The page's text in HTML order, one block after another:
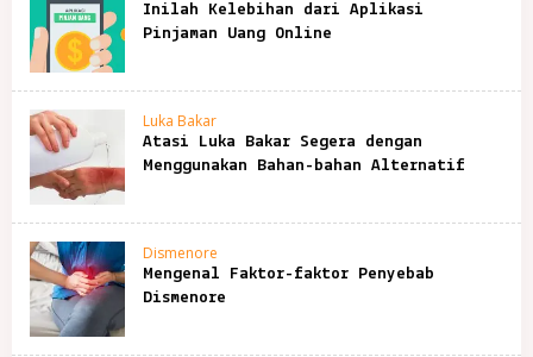
Inilah Kelebihan dari Aplikasi
Pinjaman Uang Online
Luka Bakar
Atasi Luka Bakar Segera dengan
Menggunakan Bahan-bahan Alternatif
Dismenore
Mengenal Faktor-faktor Penyebab
Dismenore